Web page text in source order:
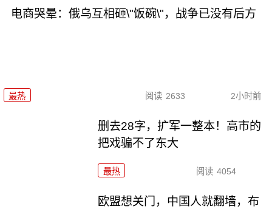
电商哭晕：俄乌互相砸\"饭碗\"，战争已没有后方
最热 阅读 2633 2小时前
删去28字，扩军一整本！高市的
把戏骗不了东大
最热 阅读 4054
欧盟想关门，中国人就翻墙，布